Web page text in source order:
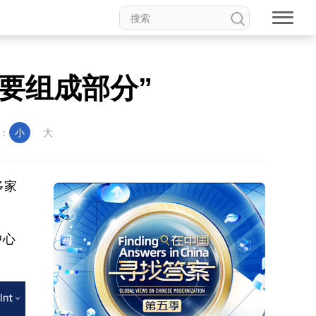
组成部分”
小 大
家
心